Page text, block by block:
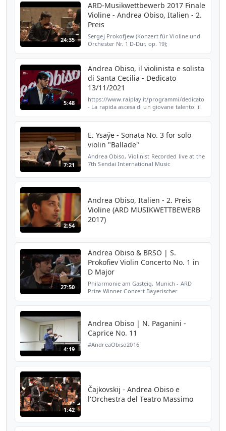
24:35
ARD-Musikwettbewerb 2017 Finale
Violine - Andrea Obiso, Italien - 2.
Preis
Sergej Prokofjew (Konzert für Violine und
Orchester Nr. 1 D-Dur, op. 19);
International Music Competition 2017 ...
5:48
Andrea Obiso, il violinista e solista
di Santa Cecilia - Dedicato
13/11/2021
https://www.raiplay.it/programmi/dedicato
- La rapida ascesa di un giovane talento: il
7:21
E. Ysaÿe - Sonata No. 3 for solo
violin "Ballade"
Andrea Obiso, Violinist Recorded live at the
7th Sendai International Music
2:54
Andrea Obiso, Italien - 2. Preis
Violine (ARD MUSIKWETTBEWERB
2017)
27:50
Andrea Obiso & BRSO | S.
Prokofiev Violin Concerto No. 1 in
D Major
Philarmonie am Gasteig, Munich - ARD
Prize Winner Concert Bayerischer
4:19
Andrea Obiso | N. Paganini -
Caprice No. 11
#AndreaObiso2016
1:42
Čajkovskij - Andrea Obiso e
l'Orchestra del Teatro Massimo